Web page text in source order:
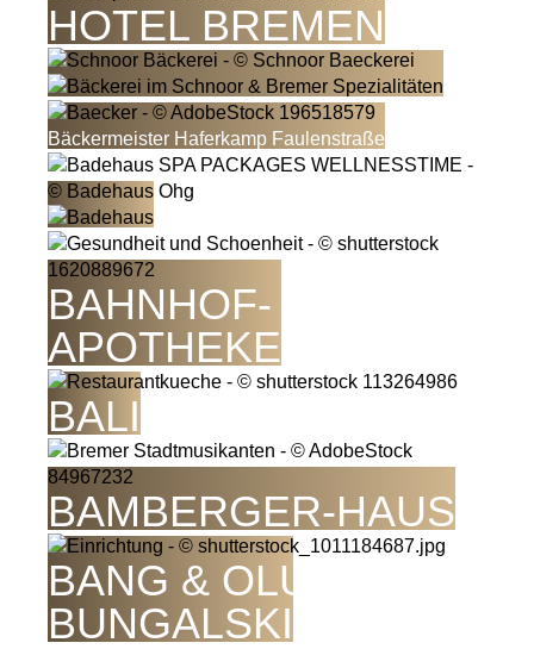
HOTEL BREMEN
Bäckermeister Haferkamp Faulenstraße
BAHNHOF-
APOTHEKE
BALI
BAMBERGER-HAUS
BANG & OLUFSEN F.
BUNGALSKI